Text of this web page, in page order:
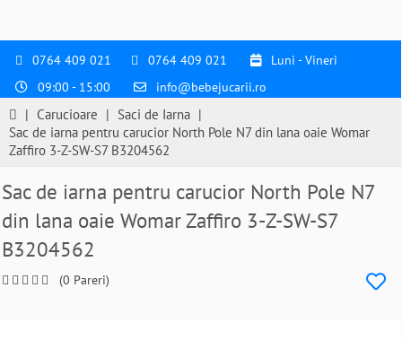
0764 409 021 0764 409 021
Luni - Vineri
09:00 - 15:00
info@bebejucarii.ro
| Carucioare | Saci de Iarna |
Sac de iarna pentru carucior North Pole N7 din lana oaie Womar
Zaffiro 3-Z-SW-S7 B3204562
Sac de iarna pentru carucior North Pole N7
din lana oaie Womar Zaffiro 3-Z-SW-S7
B3204562
(0 Pareri)